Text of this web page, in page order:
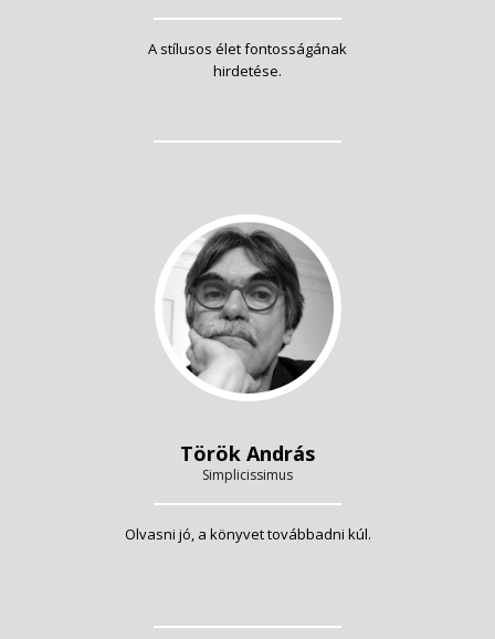
A stílusos élet fontosságának
hirdetése.
Török András
Simplicissimus
Olvasni jó, a könyvet továbbadni kúl.